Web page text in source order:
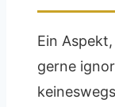
Ein
gerne